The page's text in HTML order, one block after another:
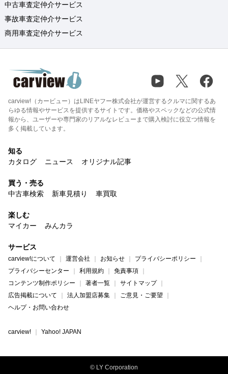
中古車査定仲介サービス
事故車査定仲介サービス
商用車査定仲介サービス
carview!（カービュー）はLINEヤフー株式会社が運営するクルマに関するあ
らゆる情報やサービスを提供するサイトです。価格やスペックなどの公式情
報から、ユーザーや専門家のリアルなレビューまで購入検討に役立つ情報を
多く掲載しています。
知る
カタログ
ニュース オリジナル記事
買う・売る
中古車検索
新車見積り 車買取
楽しむ
マイカー
みんカラ
サービス
carview!について 運営会社 お知らせ
プライバシーポリシー
プライバシーセンター
利用規約
免責事項
コンテンツ制作ポリシー
著者一覧
サイトマップ
広告掲載について
法人加盟店募集
ご意見・ご要望
ヘルプ・お問い合わせ
carview! Yahoo! JAPAN
© LY Corporation